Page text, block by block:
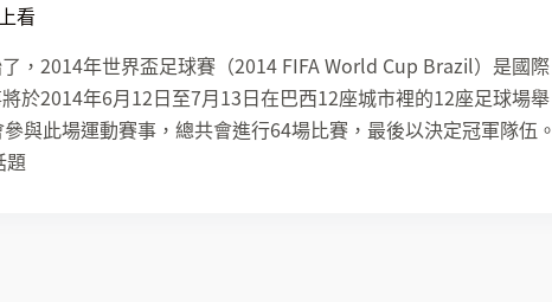
看
，2014年世界盃足球賽（2014 FIFA World Cup Brazil）是國際
於2014年6月12日至7月13日在巴西12座城市裡的12座足球場舉
與此場運動賽事，總共會進行64場比賽，最後以決定冠軍隊伍。
題